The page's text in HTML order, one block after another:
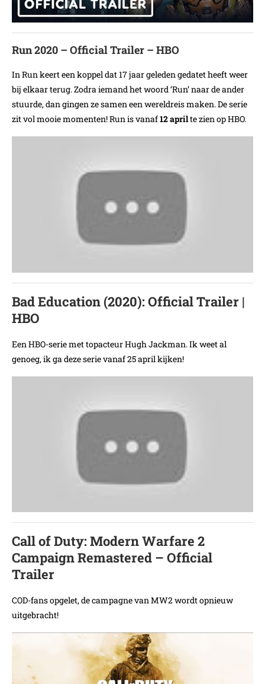
Run 2020 – Official Trailer – HBO
In Run keert een koppel dat 17 jaar geleden gedatet heeft weer
bij elkaar terug. Zodra iemand het woord ‘Run’ naar de ander
stuurde, dan gingen ze samen een wereldreis maken. De serie
zit vol mooie momenten! Run is vanaf12 aprilte zien op HBO.
Bad Education (2020): Official Trailer |
HBO
Een HBO-serie met topacteur Hugh Jackman. Ik weet al
genoeg, ik ga deze serie vanaf 25 april kijken!
Call of Duty: Modern Warfare 2
Campaign Remastered – Official
Trailer
COD-fans opgelet, de campagne van MW2 wordt opnieuw
uitgebracht!